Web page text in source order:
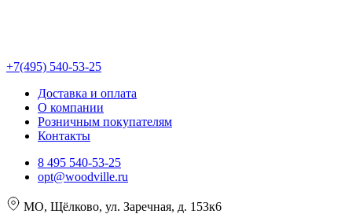
+7(495) 540-53-25
Доставка и оплата
О компании
Розничным покупателям
Контакты
8 495 540-53-25
opt@woodville.ru
МО, Щёлково, ул. Заречная, д. 153к6